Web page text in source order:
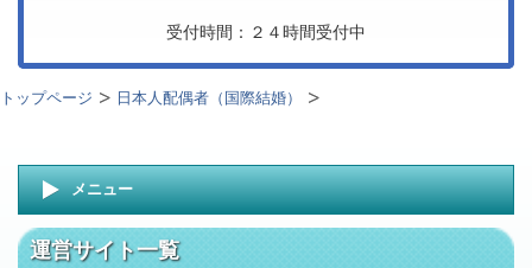
受付時間：２４時間受付中
トップページ 日本人配偶者（国際結婚）
メニュー
運営サイト一覧